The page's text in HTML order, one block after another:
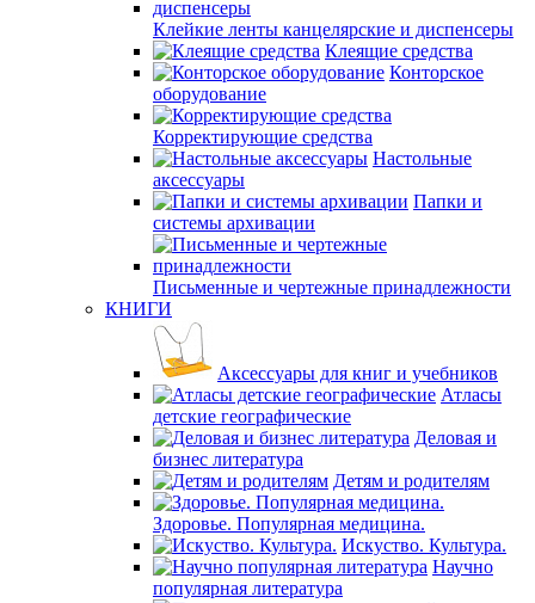
Клейкие ленты канцелярские и диспенсеры
Клеящие средства
Конторское
оборудование
Корректирующие средства
Настольные
аксессуары
Папки и
системы архивации
Письменные и чертежные принадлежности
КНИГИ
Аксессуары для книг и учебников
Атласы
детские географические
Деловая и
бизнес литература
Детям и родителям
Здоровье. Популярная медицина.
Искуство. Культура.
Научно
популярная литература